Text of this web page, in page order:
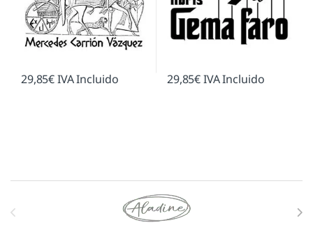
29,85€IVA Incluido 29,85€IVA Incluido
Marcas De Carrusel